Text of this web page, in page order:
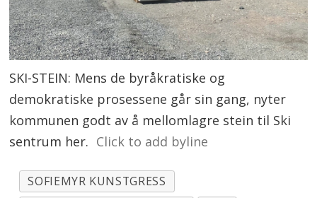
SKI-STEIN: Mens de byråkratiske og
demokratiske prosessene går sin gang, nyter
kommunen godt av å mellomlagre stein til Ski
sentrum her. Click to add byline
SOFIEMYR KUNSTGRESS